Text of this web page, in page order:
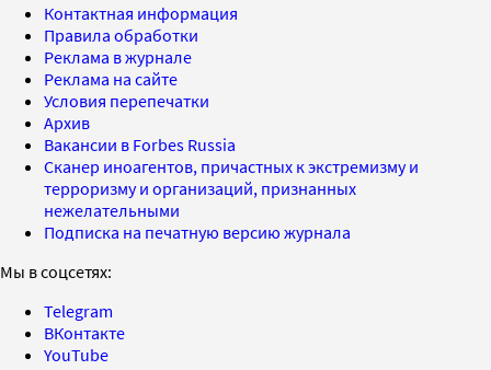
Контактная информация
Правила обработки
Реклама в журнале
Реклама на сайте
Условия перепечатки
Архив
Вакансии в Forbes Russia
Сканер иноагентов, причастных к экстремизму и
терроризму и организаций, признанных
нежелательными
Подписка на печатную версию журнала
Мы в соцсетях:
Telegram
ВКонтакте
YouTube